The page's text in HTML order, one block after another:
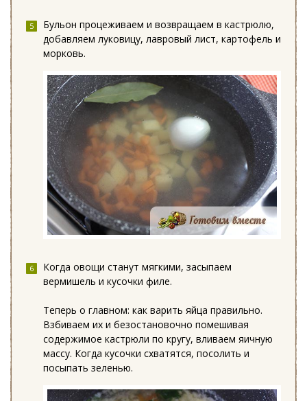
Бульон процеживаем и возвращаем в кастрюлю,
добавляем луковицу, лавровый лист, картофель и
морковь.
Когда овощи станут мягкими, засыпаем
вермишель и кусочки филе.
Теперь о главном: как варить яйца правильно.
Взбиваем их и безостановочно помешивая
содержимое кастрюли по кругу, вливаем яичную
массу. Когда кусочки схватятся, посолить и
посыпать зеленью.